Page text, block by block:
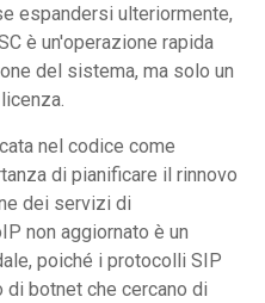
espandersi ulteriormente,
è un'operazione rapida
del sistema, ma solo un
nel codice come
di pianificare il rinnovo
dei servizi di
non aggiornato è un
poiché i protocolli SIP
botnet che cercano di